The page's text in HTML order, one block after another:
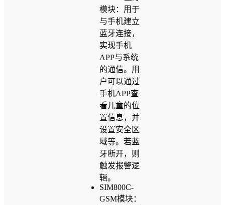
模块：用于
与手机建立
蓝牙连接，
实现手机
APP与系统
的通信。用
户可以通过
手机APP查
看儿童的位
置信息，并
设置安全区
域等。若蓝
牙断开，则
触发报警逻
辑。
SIM800C-
GSM模块：